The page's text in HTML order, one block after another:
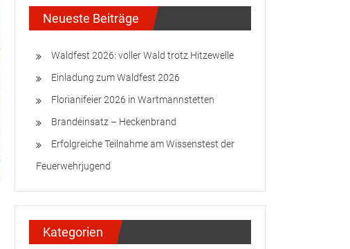
Neueste Beiträge
Waldfest 2026: voller Wald trotz Hitzewelle
Einladung zum Waldfest 2026
Florianifeier 2026 in Wartmannstetten
Brandeinsatz – Heckenbrand
Erfolgreiche Teilnahme am Wissenstest der
Feuerwehrjugend
Kategorien